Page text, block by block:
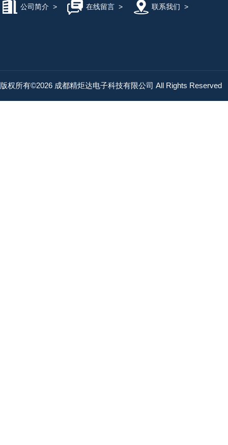
公司简介 > 在线留言> 联系我们 >
版权所有©2026 成都精炬达电子科技有限公司 All Rights Reserved